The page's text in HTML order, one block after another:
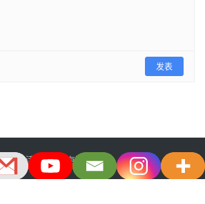
发表
大宅生活美学股份有限公司